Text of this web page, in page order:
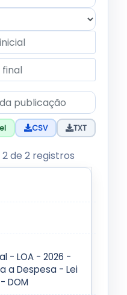
CSV TXT
Use os filtros
de 2 registros
subcategoria LOA - Lei
- LOA - 2026 -
a Despesa - Lei
DOM